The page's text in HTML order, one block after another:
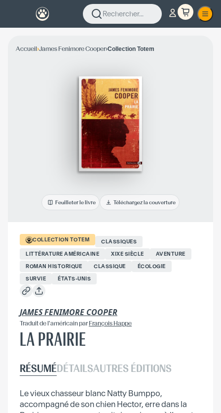
Rechercher...
Accueil›James Fenimore Cooper›Collection Totem
Feuilleter le livre Téléchargez la couverture
COLLECTION TOTEM
CLASSIQUES
LITTÉRATURE AMÉRICAINE
XIXE SIÈCLE
AVENTURE
ROMAN HISTORIQUE
CLASSIQUE
ÉCOLOGIE
SURVIE
ÉTATS-UNIS
JAMES FENIMORE COOPER
Traduitde l'américainpar François Happe
LA PRAIRIE
RÉSUMÉDÉTAILSAUTRES ÉDITIONS
Le vieux chasseur blanc Natty Bumppo,
accompagné de son chien Hector, erre dans la